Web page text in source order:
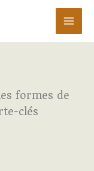
formes de
clés